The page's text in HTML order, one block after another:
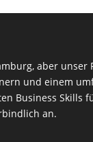
aber unser
und einem
Business Skills
an.